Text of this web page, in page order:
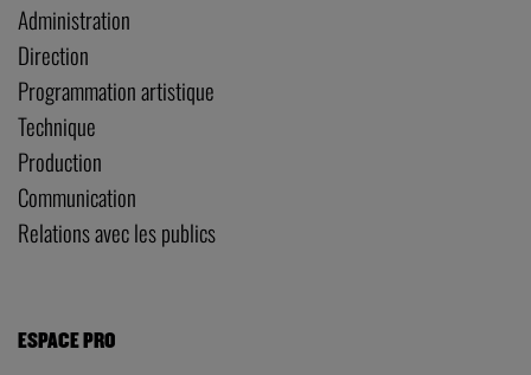
Administration
Direction
Programmation artistique
Technique
Production
Communication
Relations avec les publics
ESPACE PRO